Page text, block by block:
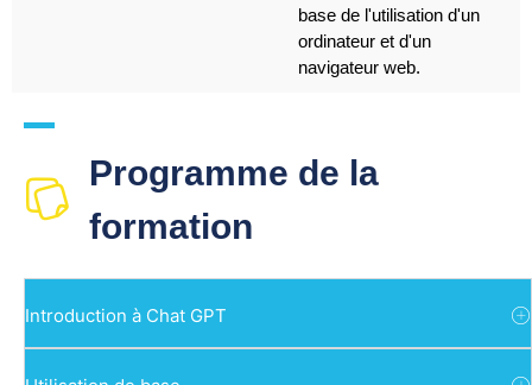
base de l'utilisation d'un
ordinateur et d'un
navigateur web.
Programme de la
formation
Introduction à Chat GPT